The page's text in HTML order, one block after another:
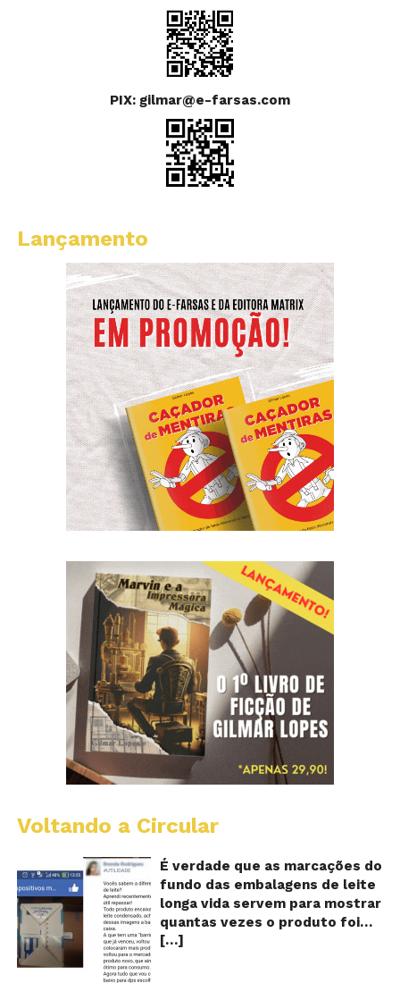
PIX: gilmar@e-farsas.com
Lançamento
Voltando a Circular
É verdade que as marcações do
fundo das embalagens de leite
longa vida servem para mostrar
quantas vezes o produto foi
reaproveitado? O alerta surgiu
[…]